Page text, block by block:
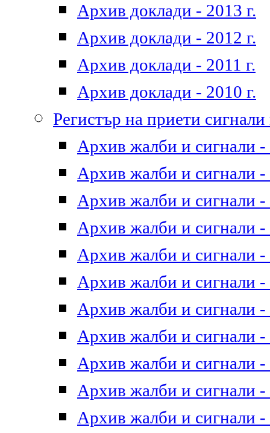
Архив доклади - 2013 г.
Архив доклади - 2012 г.
Архив доклади - 2011 г.
Архив доклади - 2010 г.
Регистър на приети
Архив жалби и сигнали -
Архив жалби и сигнали -
Архив жалби и сигнали -
Архив жалби и сигнали -
Архив жалби и сигнали -
Архив жалби и сигнали -
Архив жалби и сигнали -
Архив жалби и сигнали -
Архив жалби и сигнали -
Архив жалби и сигнали -
Архив жалби и сигнали -